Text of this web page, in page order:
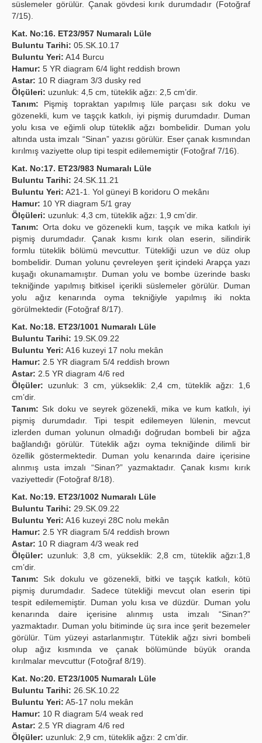
süslemeler görülür. Çanak gövdesi kırık durumdadır (Fotoğraf
7/15).
Kat. No:16. ET23/957 Numaralı Lüle
Buluntu Tarihi: 05.SK.10.17
Buluntu Yeri: A14 Burcu
Hamur: 5 YR diagram 6/4 light reddish brown
Astar: 10 R diagram 3/3 dusky red
Ölçüleri: uzunluk: 4,5 cm, tüteklik ağzı: 2,5 cm’dir.
Tanım: Pişmiş topraktan yapılmış lüle parçası sık doku ve
gözenekli, kum ve taşçık katkılı, iyi pişmiş durumdadır. Duman
yolu kısa ve eğimli olup tüteklik ağzı bombelidir. Duman yolu
altında usta imzalı “Sinan” yazısı görülür. Eser çanak kısmından
kırılmış vaziyette olup tipi tespit edilememiştir (Fotoğraf 7/16).
Kat. No:17. ET23/983 Numaralı Lüle
Buluntu Tarihi: 24.SK.11.21
Buluntu Yeri: A21-1. Yol güneyi B koridoru O mekânı
Hamur: 10 YR diagram 5/1 gray
Ölçüleri: uzunluk: 4,3 cm, tüteklik ağzı: 1,9 cm’dir.
Tanım: Orta doku ve gözenekli kum, taşçık ve mika katkılı iyi
pişmiş durumdadır. Çanak kısmı kırık olan eserin, silindirik
formlu tüteklik bölümü mevcuttur. Tütekliği uzun ve düz olup
bombelidir. Duman yolunu çevreleyen şerit içindeki Arapça yazı
kuşağı okunamamıştır. Duman yolu ve bombe üzerinde baskı
tekniğinde yapılmış bitkisel içerikli süslemeler görülür. Duman
yolu ağız kenarında oyma tekniğiyle yapılmış iki nokta
görülmektedir (Fotoğraf 8/17).
Kat. No:18. ET23/1001 Numaralı Lüle
Buluntu Tarihi: 19.SK.09.22
Buluntu Yeri: A16 kuzeyi 17 nolu mekân
Hamur: 2.5 YR diagram 5/4 reddish brown
Astar: 2.5 YR diagram 4/6 red
Ölçüler: uzunluk: 3 cm, yükseklik: 2,4 cm, tüteklik ağzı: 1,6
cm’dir.
Tanım: Sık doku ve seyrek gözenekli, mika ve kum katkılı, iyi
pişmiş durumdadır. Tipi tespit edilemeyen lülenin, mevcut
izlerden duman yolunun olmadığı doğrudan bombeli bir ağza
bağlandığı görülür. Tüteklik ağzı oyma tekniğinde dilimli bir
özellik göstermektedir. Duman yolu kenarında daire içerisine
alınmış usta imzalı “Sinan?” yazmaktadır. Çanak kısmı kırık
vaziyettedir (Fotoğraf 8/18).
Kat. No:19. ET23/1002 Numaralı Lüle
Buluntu Tarihi: 29.SK.09.22
Buluntu Yeri: A16 kuzeyi 28C nolu mekân
Hamur: 2.5 YR diagram 5/4 reddish brown
Astar: 10 R diagram 4/3 weak red
Ölçüler: uzunluk: 3,8 cm, yükseklik: 2,8 cm, tüteklik ağzı:1,8
cm’dir.
Tanım: Sık dokulu ve gözenekli, bitki ve taşçık katkılı, kötü
pişmiş durumdadır. Sadece tütekliği mevcut olan eserin tipi
tespit edilememiştir. Duman yolu kısa ve düzdür. Duman yolu
kenarında daire içerisine alınmış usta imzalı “Sinan?”
yazmaktadır. Duman yolu bitiminde üç sıra ince şerit bezemeler
görülür. Tüm yüzeyi astarlanmıştır. Tüteklik ağzı sivri bombeli
olup ağız kısmında ve çanak bölümünde büyük oranda
kırılmalar mevcuttur (Fotoğraf 8/19).
Kat. No:20. ET23/1005 Numaralı Lüle
Buluntu Tarihi: 26.SK.10.22
Buluntu Yeri: A5-17 nolu mekân
Hamur: 10 R diagram 5/4 weak red
Astar: 2.5 YR diagram 4/6 red
Ölçüler: uzunluk: 2,9 cm, tüteklik ağzı: 2 cm’dir.